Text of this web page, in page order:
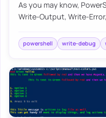
As you may know,
Write-Output, Write-
powershell write-debug